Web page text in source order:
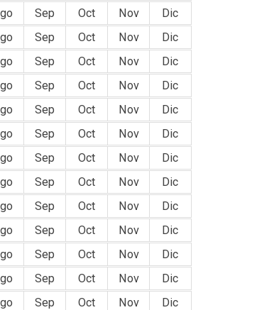
Sep Oct Nov
Dic
Sep Oct Nov
Dic
Sep Oct Nov
Dic
Sep Oct Nov
Dic
Sep Oct Nov
Dic
Sep Oct Nov
Dic
Sep Oct Nov
Dic
Sep Oct Nov
Dic
Sep Oct Nov
Dic
Sep Oct Nov
Dic
Sep Oct Nov
Dic
Sep Oct Nov
Dic
Sep Oct Nov
Dic